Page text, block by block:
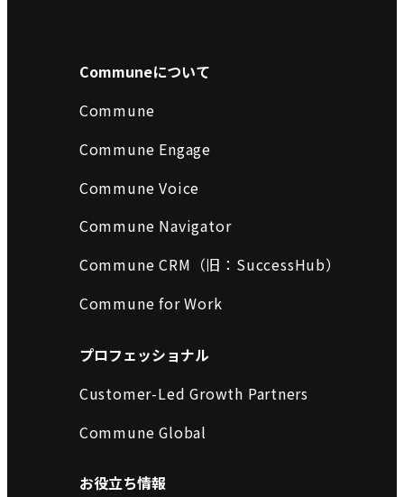
Communeについて
Commune
Commune Engage
Commune Voice
Commune Navigator
Commune CRM（旧：SuccessHub）
Commune for Work
プロフェッショナル
Customer-Led Growth Partners
Commune Global
お役立ち情報